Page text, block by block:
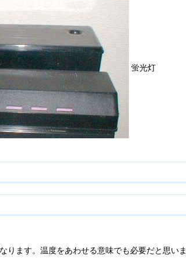
蛍光灯
ます。温度をあわせる意味でも必要だと思いま